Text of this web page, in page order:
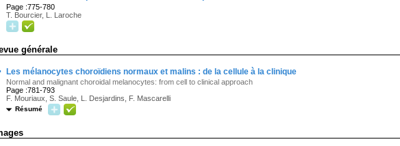
Page :775-780
T. Bourcier, L. Laroche
générale
Les mélanocytes choroïdiens normaux et malins : de la cellule à la clinique
Normal and malignant choroidal melanocytes: from cell to clinical approach
Page :781-793
F. Mouriaux, S. Saule, L. Desjardins, F. Mascarelli
Résumé